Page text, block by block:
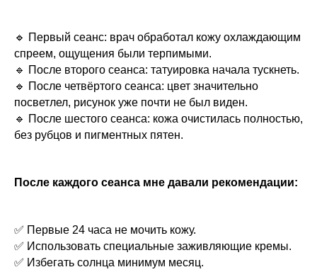
🔹 Первый сеанс: врач обработал кожу охлаждающим
спреем, ощущения были терпимыми.
🔹 После второго сеанса: татуировка начала тускнеть.
🔹 После четвёртого сеанса: цвет значительно
посветлел, рисунок уже почти не был виден.
🔹 После шестого сеанса: кожа очистилась полностью,
без рубцов и пигментных пятен.
После каждого сеанса мне давали рекомендации:
✅ Первые 24 часа не мочить кожу.
✅ Использовать специальные заживляющие кремы.
✅ Избегать солнца минимум месяц.